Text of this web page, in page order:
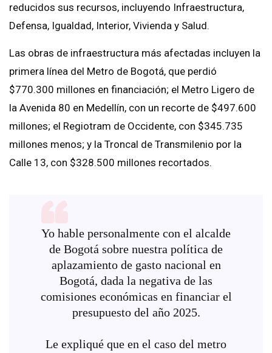
reducidos sus recursos, incluyendo Infraestructura,
Defensa, Igualdad, Interior, Vivienda y Salud.
Las obras de infraestructura más afectadas incluyen la
primera línea del Metro de Bogotá, que perdió
$770.300 millones en financiación; el Metro Ligero de
la Avenida 80 en Medellín, con un recorte de $497.600
millones; el Regiotram de Occidente, con $345.735
millones menos; y la Troncal de Transmilenio por la
Calle 13, con $328.500 millones recortados.
de Bogotá sobre nuestra política de
aplazamiento de gasto nacional en
Bogotá, dada la negativa de las
comisiones económicas en financiar el
presupuesto del año 2025.